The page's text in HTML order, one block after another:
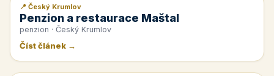
📰 PR článek
📍 Český Krumlov
Penzion a restaurace Maštal
penzion · Český Krumlov
Číst článek →